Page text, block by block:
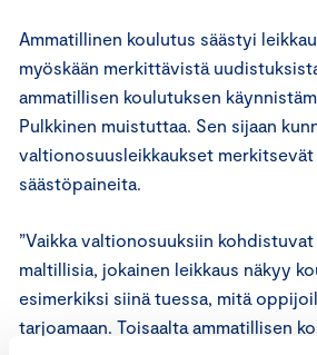
Ammatillinen koulutus säästyi
myöskään merkittävistä
ammatillisen koulutuksen
Pulkkinen muistuttaa. Sen sijaan
valtionosuusleikkaukset
säästöpaineita.
”Vaikka valtionosuuksiin
maltillisia, jokainen leikkaus näkyy
esimerkiksi siinä tuessa, mitä
tarjoamaan. Toisaalta ammatillisen